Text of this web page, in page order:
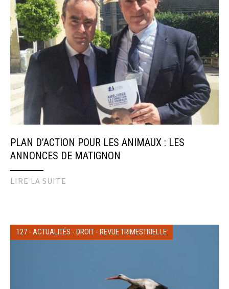
PLAN D’ACTION POUR LES ANIMAUX : LES
ANNONCES DE MATIGNON
LIRE LA SUITE
127 - ACTUALITÉS - DROIT - REVUE TRIMESTRIELLE